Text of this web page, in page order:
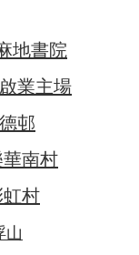
地書院
業主場
邨
南村
村
山